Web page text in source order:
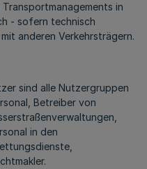
in
- sofern technisch
anderen Verkehrsträgern.
sind alle Nutzergruppen
Betreiber von
in den